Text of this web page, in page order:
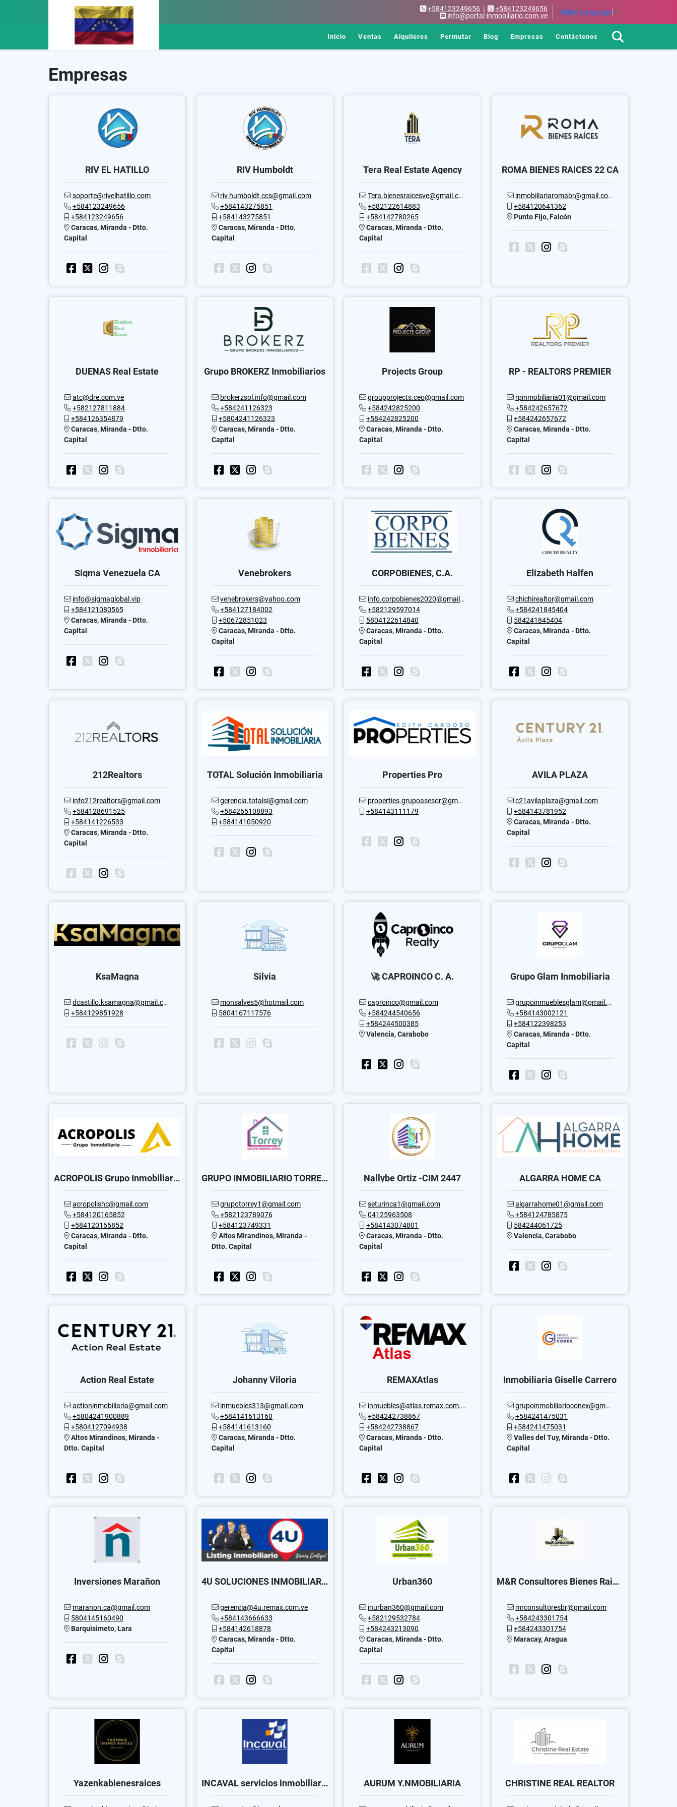
+584123249656 |
+584123249656
info@portal-inmobiliario.com.ve
Select Language ▼
Inicio Ventas Alquileres Permutar Blog Empresas Contáctenos
Empresas
RIV EL HATILLO
soporte@rivelhatillo.com
+584123249656
+584123249656
Caracas, Miranda - Dtto.
Capital
RIV Humboldt
riv.humboldt.ccs@gmail.com
+584143275851
+584143275851
Caracas, Miranda - Dtto.
Capital
Tera Real Estate Agency
Tera.bienesraicesve@gmail.com
+582122614883
+584142780265
Caracas, Miranda - Dtto.
Capital
ROMA BIENES RAICES 22 CA
inmobiliariaromabr@gmail.com
+584120641362
Punto Fijo, Falcón
DUEÑAS Real Estate
atc@dre.com.ve
+582127811884
+584126354879
Caracas, Miranda - Dtto.
Capital
Grupo BROKERZ Inmobiliarios
brokerzsol.info@gmail.com
+584241126323
+5804241126323
Caracas, Miranda - Dtto.
Capital
Projects Group
groupprojects.ceo@gmail.com
+584242825200
+584242825200
Caracas, Miranda - Dtto.
Capital
RP - REALTORS PREMIER
rpinmobiliaria01@gmail.com
+584242657672
+584242657672
Caracas, Miranda - Dtto.
Capital
Sigma Venezuela CA
info@sigmaglobal.vip
+584121080565
Caracas, Miranda - Dtto.
Capital
Venebrokers
venebrokers@yahoo.com
+584127184002
+50672851023
Caracas, Miranda - Dtto.
Capital
CORPOBIENES, C.A.
info.corpobienes2020@gmail.com
+582129597014
5804122614840
Caracas, Miranda - Dtto.
Capital
Elizabeth Halfen
chichirealtor@gmail.com
+584241845404
584241845404
Caracas, Miranda - Dtto.
Capital
212Realtors
info212realtors@gmail.com
+584128691525
+584141226533
Caracas, Miranda - Dtto.
Capital
TOTAL Solución Inmobiliaria
gerencia.totalsi@gmail.com
+584265108893
+584141050920
Properties Pro
properties.grupoasesor@gmail.com
+584143111179
AVILA PLAZA
c21avilaplaza@gmail.com
+584143781952
Caracas, Miranda - Dtto.
Capital
KsaMagna
dcastillo.ksamagna@gmail.com
+584129851928
Silvia
monsalves5@hotmail.com
5804167117576
🚀 CAPROINCO C. A.
caproinco@gmail.com
+584244540656
+584244500385
Valencia, Carabobo
Grupo Glam Inmobiliaria
grupoinmueblesglam@gmail.com
+584143002121
+584122398253
Caracas, Miranda - Dtto.
Capital
ACROPOLIS Grupo Inmobiliario
acropolishc@gmail.com
+584120165852
+584120165852
Caracas, Miranda - Dtto.
Capital
GRUPO INMOBILIARIO TORREY, C.A.
grupotorrey1@gmail.com
+582123789076
+584123749331
Altos Mirandinos, Miranda -
Dtto. Capital
Nallybe Ortiz -CIM 2447
seturinca1@gmail.com
04125963508
+584143074801
Caracas, Miranda - Dtto.
Capital
ALGARRA HOME CA
algarrahome01@gmail.com
+584124785875
584244061725
Valencia, Carabobo
Action Real Estate
actioninmobiliaria@gmail.com
+5804241900889
+5804127094938
Altos Mirandinos, Miranda -
Dtto. Capital
Johanny Viloria
inmuebles313@gmail.com
+584141613160
+584141613160
Caracas, Miranda - Dtto.
Capital
REMAXAtlas
inmuebles@atlas.remax.com.ve
+584242738867
+584242738867
Caracas, Miranda - Dtto.
Capital
Inmobiliaria Giselle Carrero
grupoinmobiliarioconex@gmail.com
+584241475031
+584241475031
Valles del Tuy, Miranda - Dtto.
Capital
Inversiones Marañon
maranon.ca@gmail.com
5804145160490
Barquisimeto, Lara
4U SOLUCIONES INMOBILIARIAS CA
gerencia@4u.remax.com.ve
+584143666633
+584142618878
Caracas, Miranda - Dtto.
Capital
Urban360
inurban360@gmail.com
+582129532784
+584243213090
Caracas, Miranda - Dtto.
Capital
M&R Consultores Bienes Raices C.A
mrconsultoresbr@gmail.com
+584243301754
+584243301754
Maracay, Aragua
Yazenkabienesraices INCAVAL servicios inmobiliarios C.A AURUM Y.NMOBILIARIA CHRISTINE REAL REALTOR